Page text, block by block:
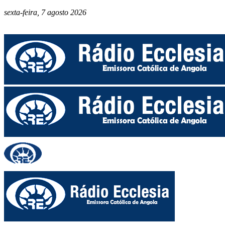
sexta-feira, 7 agosto 2026